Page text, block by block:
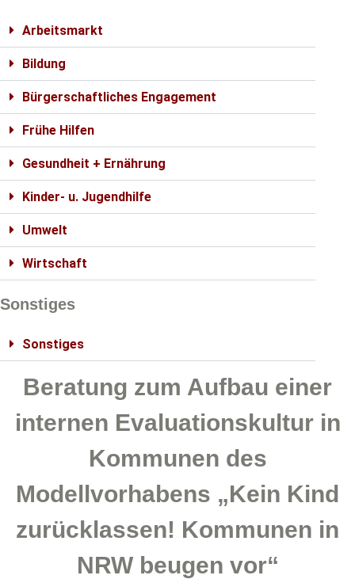
Arbeitsmarkt
Bildung
Bürgerschaftliches Engagement
Frühe Hilfen
Gesundheit + Ernährung
Kinder- u. Jugendhilfe
Umwelt
Wirtschaft
Sonstiges
Sonstiges
Beratung zum Aufbau einer
internen Evaluationskultur in
Kommunen des
Modellvorhabens „Kein Kind
zurücklassen! Kommunen in
NRW beugen vor“